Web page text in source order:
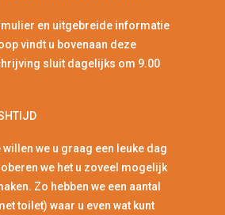
en uitgebreide informatie
vindt u bovenaan deze
sluit dagelijks om 9.00
we u graag een leuke dag
we het u zoveel mogelijk
Zo hebben we een aantal
toilet) waar u even wat kunt